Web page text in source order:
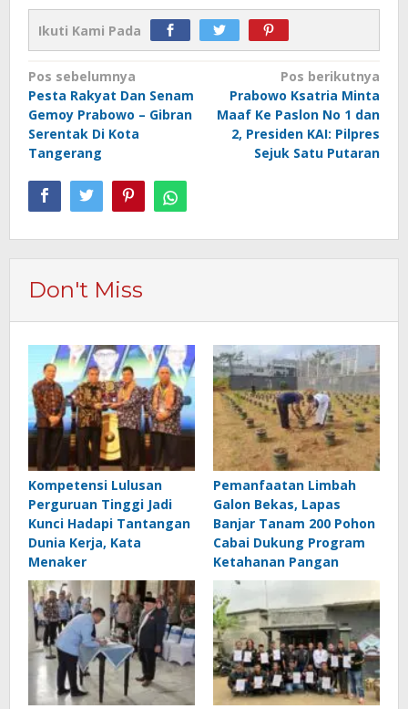
Ikuti Kami Pada
Navigasi
pos
Pos sebelumnya
Pesta Rakyat Dan Senam
Gemoy Prabowo – Gibran
Serentak Di Kota
Tangerang
Pos berikutnya
Prabowo Ksatria Minta
Maaf Ke Paslon No 1 dan
2, Presiden KAI: Pilpres
Sejuk Satu Putaran
Don't Miss
Kompetensi Lulusan
Perguruan Tinggi Jadi
Kunci Hadapi Tantangan
Dunia Kerja, Kata
Menaker
Pemanfaatan Limbah
Galon Bekas, Lapas
Banjar Tanam 200 Pohon
Cabai Dukung Program
Ketahanan Pangan